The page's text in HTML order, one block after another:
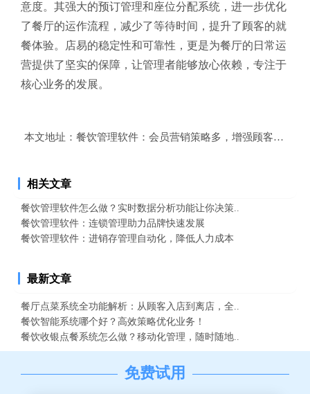
意度。其强大的预订管理和座位分配系统，进一步优化
了餐厅的运作流程，减少了等待时间，提升了顾客的就
餐体验。店易的稳定性和可靠性，更是为餐厅的日常运
营提供了坚实的保障，让管理者能够放心依赖，专注于
核心业务的发展。
本文地址： 餐饮管理软件：会员营销策略多，增强顾客互动
相关文章
餐饮管理软件怎么做？实时数据分析功能让你决策..
餐饮管理软件：连锁管理助力品牌快速发展
餐饮管理软件：进销存管理自动化，降低人力成本
最新文章
餐厅点菜系统全功能解析：从顾客入店到离店，全..
餐饮智能系统哪个好？高效策略优化业务！
餐饮收银点餐系统怎么做？移动化管理，随时随地..
免费试用